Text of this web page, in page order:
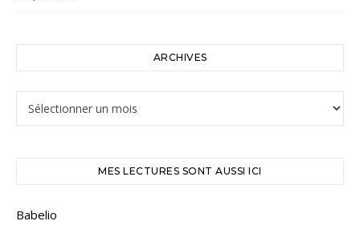
ARCHIVES
Archives
MES LECTURES SONT AUSSI ICI
Babelio